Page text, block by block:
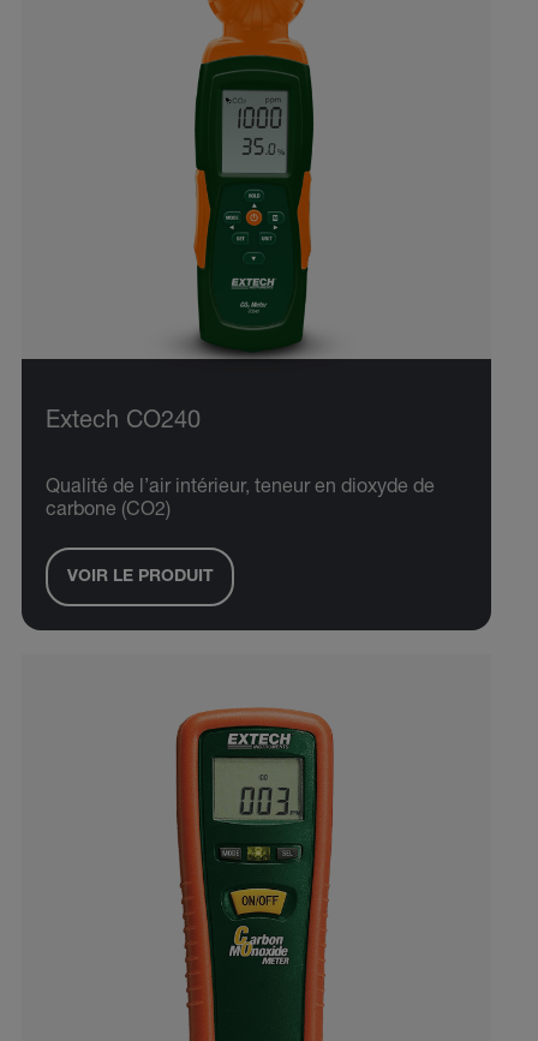
Extech CO240
Qualité de l’air intérieur, teneur en dioxyde de
carbone (CO2)
VOIR LE PRODUIT